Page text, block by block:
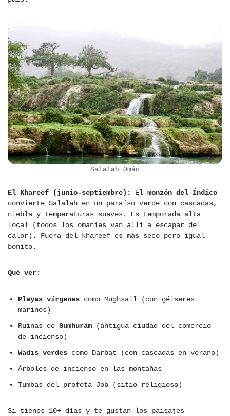
Salalah Omán
El Khareef (junio-septiembre): El monzón del Índico
convierte Salalah en un paraíso verde con cascadas,
niebla y temperaturas suaves. Es temporada alta
local (todos los omaníes van allí a escapar del
calor). Fuera del khareef es más seco pero igual
bonito.
Qué ver:
Playas vírgenes como Mughsail (con géiseres
marinos)
Ruinas de Sumhuram (antigua ciudad del comercio
de incienso)
Wadis verdes como Darbat (con cascadas en verano)
Árboles de incienso en las montañas
Tumbas del profeta Job (sitio religioso)
Si tienes 10+ días y te gustan los paisajes